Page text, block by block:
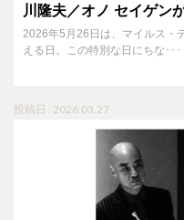
川隆夫／オノ セイゲン
2026年5月26日は、マイルス・
える日。この特別な日にちな･･･
投稿日 : 2026.03.27